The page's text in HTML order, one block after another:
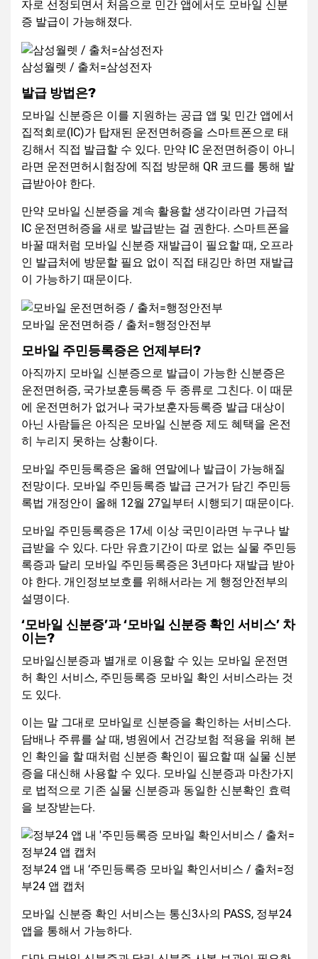
자로 선정되면서 처음으로 민간 앱에서도 모바일 신분
증 발급이 가능해졌다.
삼성월렛 / 출처=삼성전자
발급 방법은?
모바일 신분증은 이를 지원하는 공급 앱 및 민간 앱에서
집적회로(IC)가 탑재된 운전면허증을 스마트폰으로 태
깅해서 직접 발급할 수 있다. 만약 IC 운전면허증이 아니
라면 운전면허시험장에 직접 방문해 QR 코드를 통해 발
급받아야 한다.
만약 모바일 신분증을 계속 활용할 생각이라면 가급적
IC 운전면허증을 새로 발급받는 걸 권한다. 스마트폰을
바꿀 때처럼 모바일 신분증 재발급이 필요할 때, 오프라
인 발급처에 방문할 필요 없이 직접 태깅만 하면 재발급
이 가능하기 때문이다.
모바일 운전면허증 / 출처=행정안전부
모바일 주민등록증은 언제부터?
아직까지 모바일 신분증으로 발급이 가능한 신분증은
운전면허증, 국가보훈등록증 두 종류로 그친다. 이 때문
에 운전면허가 없거나 국가보훈자등록증 발급 대상이
아닌 사람들은 아직은 모바일 신분증 제도 혜택을 온전
히 누리지 못하는 상황이다.
모바일 주민등록증은 올해 연말에나 발급이 가능해질
전망이다. 모바일 주민등록증 발급 근거가 담긴 주민등
록법 개정안이 올해 12월 27일부터 시행되기 때문이다.
모바일 주민등록증은 17세 이상 국민이라면 누구나 발
급받을 수 있다. 다만 유효기간이 따로 없는 실물 주민등
록증과 달리 모바일 주민등록증은 3년마다 재발급 받아
야 한다. 개인정보보호를 위해서라는 게 행정안전부의
설명이다.
‘모바일 신분증’과 ‘모바일 신분증 확인 서비스’ 차
이는?
모바일신분증과 별개로 이용할 수 있는 모바일 운전면
허 확인 서비스, 주민등록증 모바일 확인 서비스라는 것
도 있다.
이는 말 그대로 모바일로 신분증을 확인하는 서비스다.
담배나 주류를 살 때, 병원에서 건강보험 적용을 위해 본
인 확인을 할 때처럼 신분증 확인이 필요할 때 실물 신분
증을 대신해 사용할 수 있다. 모바일 신분증과 마찬가지
로 법적으로 기존 실물 신분증과 동일한 신분확인 효력
을 보장받는다.
정부24 앱 내 ‘주민등록증 모바일 확인서비스 / 출처=정
부24 앱 캡처
모바일 신분증 확인 서비스는 통신3사의 PASS, 정부24
앱을 통해서 가능하다.